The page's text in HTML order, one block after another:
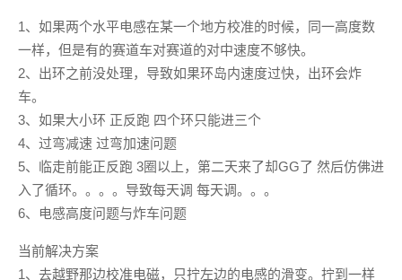
1、如果两个水平电感在某一个地方校准的时候，同一高度数
一样，但是有的赛道车对赛道的对中速度不够快。
2、出环之前没处理，导致如果环岛内速度过快，出环会炸
车。
3、如果大小环 正反跑 四个环只能进三个
4、过弯减速 过弯加速问题
5、临走前能正反跑 3圈以上，第二天来了却GG了 然后仿佛进
入了循环。。。。导致每天调 每天调。。。
6、电感高度问题与炸车问题
当前解决方案
1、去越野那边校准电磁，只拧左边的电感的滑变。拧到一样